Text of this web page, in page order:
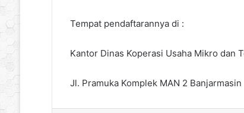
Tempat pendaftarannya di :
Kantor Dinas Koperasi Usaha Mikro dan
Jl. Pramuka Komplek MAN 2 Banjarmasin